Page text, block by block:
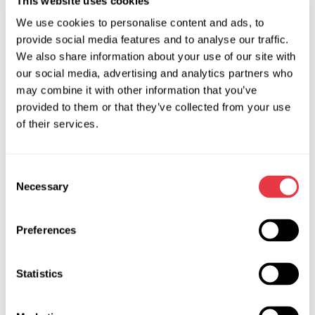
We use cookies to personalise content and ads, to
provide social media features and to analyse our traffic.
We also share information about your use of our site with
our social media, advertising and analytics partners who
may combine it with other information that you’ve
provided to them or that they’ve collected from your use
of their services.
Selection
Necessary
Preferences
Statistics
Ведь Rematec Amsterdam собирает крупнейшие
компании и новейшие технологии в сфере мобильности,
устойчивого развития и автозапчастей. Это идеальное
место, чтобы узнать о последних тенденциях и бизнес-
модели, поделиться передовым опытом и заглянуть в
будущее: как будет выглядеть восстановление в
следующем десятилетии.
АКТУАЛЬНЫЕ НОВОСТИ